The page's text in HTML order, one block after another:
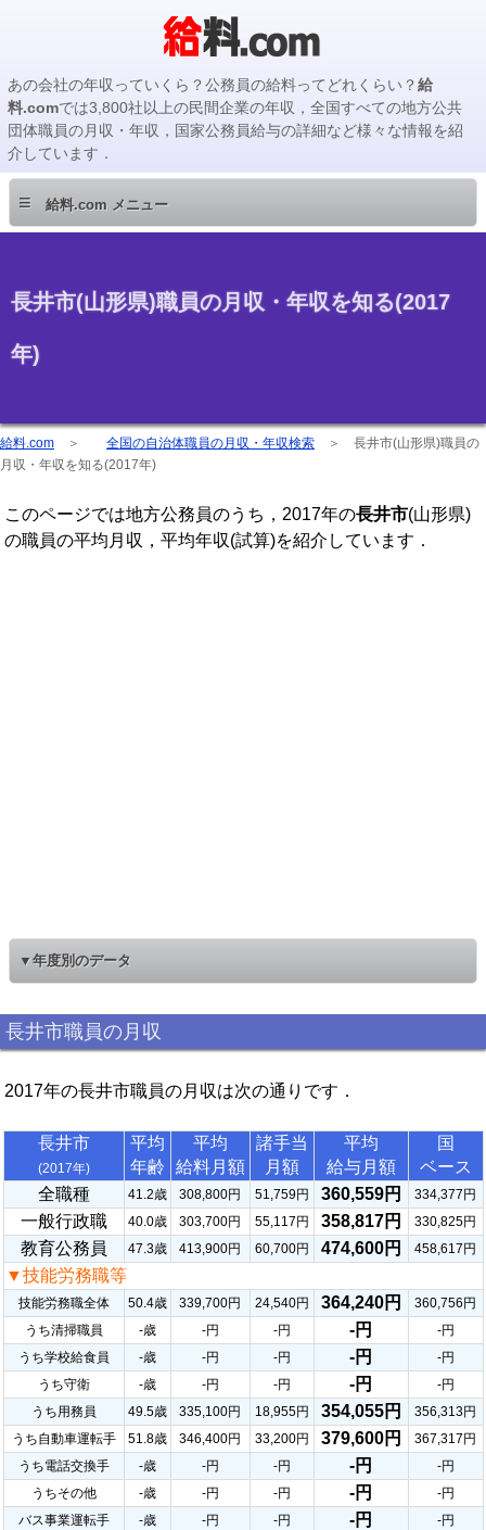
あの会社の年収っていくら？公務員の給料ってどれくらい？給
料.comでは3,800社以上の民間企業の年収，全国すべての地方公共
団体職員の月収・年収，国家公務員給与の詳細など様々な情報を紹
介しています．
≡ 給料.com メニュー
長井市(山形県)職員の月収・年収を知る(2017
年)
給料.com ＞ 全国の自治体職員の月収・年収検索 ＞ 長井市(山形県)職員の
月収・年収を知る(2017年)
このページでは地方公務員のうち，2017年の長井市(山形県)
の職員の平均月収，平均年収(試算)を紹介しています．
▼年度別のデータ
長井市職員の月収
2017年の長井市職員の月収は次の通りです．
長井市
(2017年)
平均
年齢
平均
給料月額
諸手当
月額
平均
給与月額
国
ベース
全職種
41.2歳 308,800円 51,759円 360,559円 334,377円
一般行政職 40.0歳 303,700円 55,117円 358,817円 330,825円
教育公務員 47.3歳 413,900円 60,700円 474,600円 458,617円
▼技能労務職等
技能労務職全体 50.4歳 339,700円 24,540円 364,240円
360,756円
うち清掃職員
-歳 -円 -円 -円
-円
うち学校給食員
-歳 -円 -円 -円
-円
うち守衛
-歳 -円 -円 -円
-円
うち用務員
49.5歳 335,100円 18,955円 354,055円
356,313円
うち自動車運転手
51.8歳 346,400円 33,200円 379,600円
367,317円
うち電話交換手
-歳 -円 -円 -円
-円
うちその他
-歳 -円 -円 -円
-円
バス事業運転手
-歳 -円 -円 -円 -円